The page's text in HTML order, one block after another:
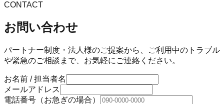
CONTACT
お問い合わせ
パートナー制度・法人様のご提案から、ご利用中のトラブル
や緊急のご相談まで、お気軽にご連絡ください。
お名前 / 担当者名
メールアドレス
電話番号（お急ぎの場合）